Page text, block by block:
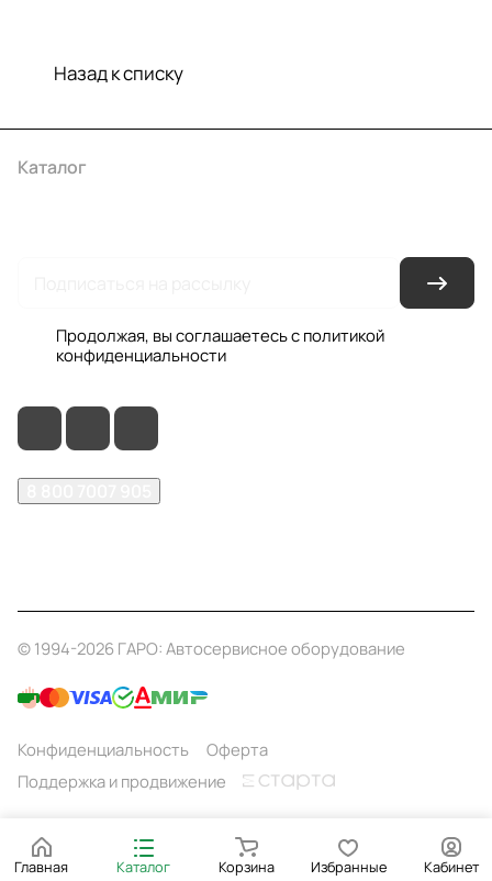
Назад к списку
Каталог
Продолжая, вы соглашаетесь с политикой
конфиденциальности
© 1994-2026 ГАРО: Автосервисное оборудование
Конфиденциальность
Оферта
Поддержка и продвижение
Главная Каталог Корзина Избранные Кабинет